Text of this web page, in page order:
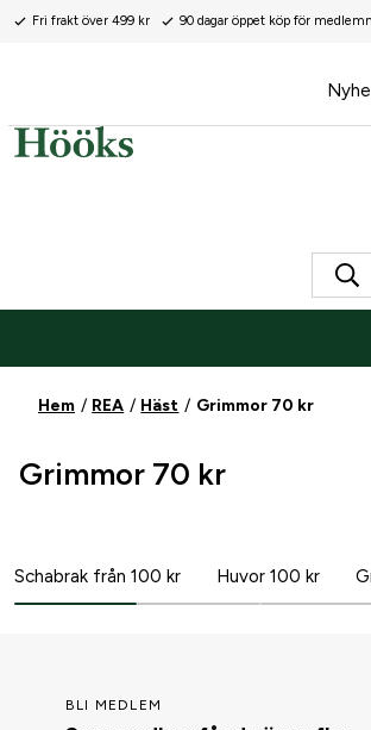
Fri frakt över 499 kr 90 dagar öppet köp för
Hem REA Häst Grimmor 70 kr
Grimmor 70 kr
Schabrak från 100 kr Huvor 100 kr
BLI MEDLEM